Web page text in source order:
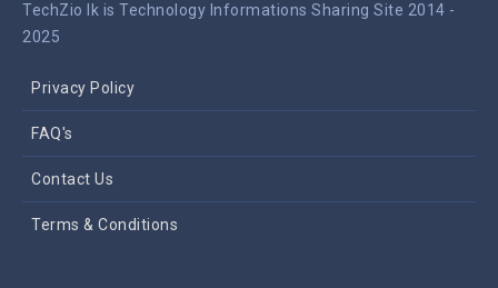
TechZio lk is Technology Informations Sharing Site 2014 -
2025
Privacy Policy
FAQ's
Contact Us
Terms & Conditions